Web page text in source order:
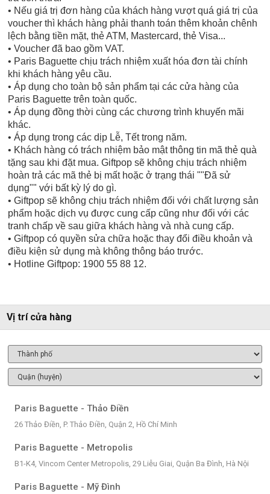
• Nếu giá trị đơn hàng của khách hàng vượt quá giá trị của
voucher thì khách hàng phải thanh toán thêm khoản chênh
lệch bằng tiền mặt, thẻ ATM, Mastercard, thẻ Visa...
• Voucher đã bao gồm VAT.
• Paris Baguette chịu trách nhiệm xuất hóa đơn tài chính
khi khách hàng yêu cầu.
• Áp dụng cho toàn bộ sản phẩm tại các cửa hàng của
Paris Baguette trên toàn quốc.
• Áp dụng đồng thời cùng các chương trình khuyến mãi
khác.
• Áp dụng trong các dịp Lễ, Tết trong năm.
• Khách hàng có trách nhiệm bảo mật thông tin mã thẻ quà
tặng sau khi đặt mua. Giftpop sẽ không chịu trách nhiệm
hoàn trả các mã thẻ bị mất hoặc ở trạng thái ""Đã sử
dụng"" với bất kỳ lý do gì.
• Giftpop sẽ không chịu trách nhiệm đối với chất lượng sản
phẩm hoặc dịch vụ được cung cấp cũng như đối với các
tranh chấp về sau giữa khách hàng và nhà cung cấp.
• Giftpop có quyền sửa chữa hoặc thay đổi điều khoản và
điều kiện sử dụng mà không thông báo trước.
• Hotline Giftpop: 1900 55 88 12.
Vị trí cửa hàng
Paris Baguette - Thảo Điền
26 Thảo Điền, P. Thảo Điền, Quận 2, Hồ Chí Minh
Paris Baguette - Metropolis
B1-K4, Vincom Center Metropolis, 29 Liễu Giai, Quận Ba Đình, Hà Nội
Paris Baguette - Mỹ Đình